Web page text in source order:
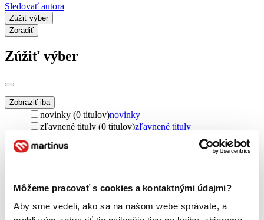
Môžeme pracovať s cookies a kontaktnými údajmi?
Aby sme vedeli, ako sa na našom webe správate, a
Sledovať autora
Zúžiť výber
Zoradiť
Zúžiť výber
Zobraziť iba
novinky (0 titulov)novinky
zľavnené tituly (0 titulov)zľavnené tituly
Dostupnosť
pripravujeme (0 titulov)
pripravujeme
dostupná (bez vypredaných) (0 titulov)
dostupná (bez
vypredaných)